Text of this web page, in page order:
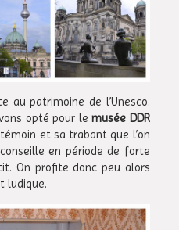
au patrimoine de l’Unesco.
opté pour lemusée DDR
et sa trabant que l’on
en période de forte
On profite donc peu alors
ludique.